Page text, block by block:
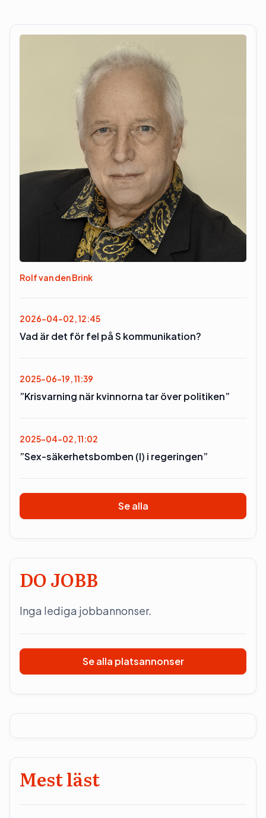
Rolf van den Brink
2026-04-02, 12:45
Vad är det för fel på S kommunikation?
2025-06-19, 11:39
”Krisvarning när kvinnorna tar över politiken”
2025-04-02, 11:02
”Sex-säkerhetsbomben (l) i regeringen”
Se alla
DO JOBB
Inga lediga jobbannonser.
Se alla platsannonser
Mest läst